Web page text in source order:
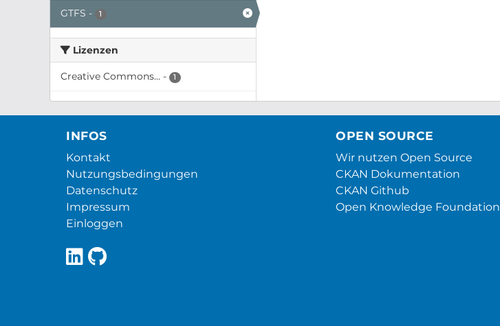
GTFS - 1
Lizenzen
Creative Commons... - 1
INFOS
Kontakt
Nutzungsbedingungen
Datenschutz
Impressum
Einloggen
OPEN SOURCE
Wir nutzen Open Source
CKAN Dokumentation
CKAN Github
Open Knowledge Foundation